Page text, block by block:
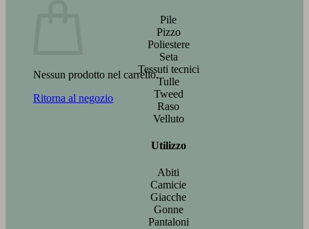
Nessun prodotto nel carrello.
Ritorna al negozio
Pile
Pizzo
Poliestere
Seta
Tessuti tecnici
Tulle
Tweed
Raso
Velluto
Utilizzo
Abiti
Camicie
Giacche
Gonne
Pantaloni